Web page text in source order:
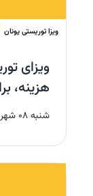
ویزا توریستییونان
‫ویزای
هزینه،
شنبه 08 شهریور 1404